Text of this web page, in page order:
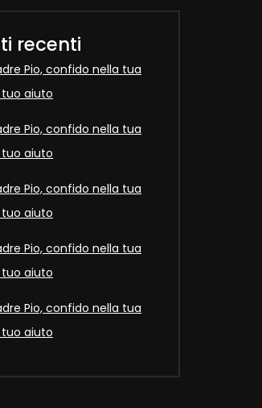
recenti
Pio, confido nella tua
tuo aiuto
Pio, confido nella tua
tuo aiuto
Pio, confido nella tua
tuo aiuto
Pio, confido nella tua
tuo aiuto
Pio, confido nella tua
tuo aiuto